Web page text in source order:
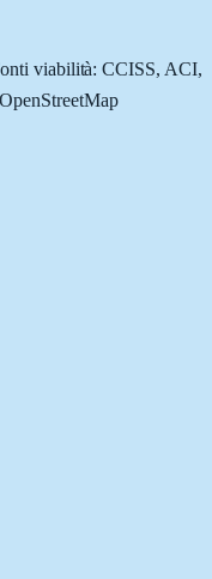
viabilità: CCISS, ACI,